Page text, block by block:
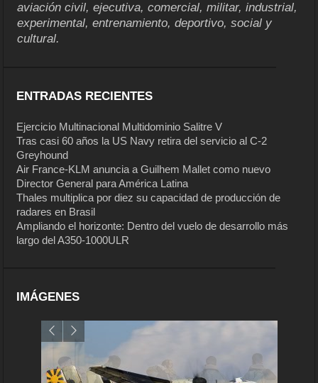
aviación civil, ejecutiva, comercial, militar, industrial,
experimental, entrenamiento, deportivo, social y
cultural.
ENTRADAS RECIENTES
Ejercicio Multinacional Multidominio Salitre V
Tras casi 60 años la US Navy retira del servicio al C-2
Greyhound
Air France-KLM anuncia a Guilhem Mallet como nuevo
Director General para América Latina
Thales multiplica por diez su capacidad de producción de
radares en Brasil
Ampliando el horizonte: Dentro del vuelo de desarrollo más
largo del A350-1000ULR
IMÁGENES